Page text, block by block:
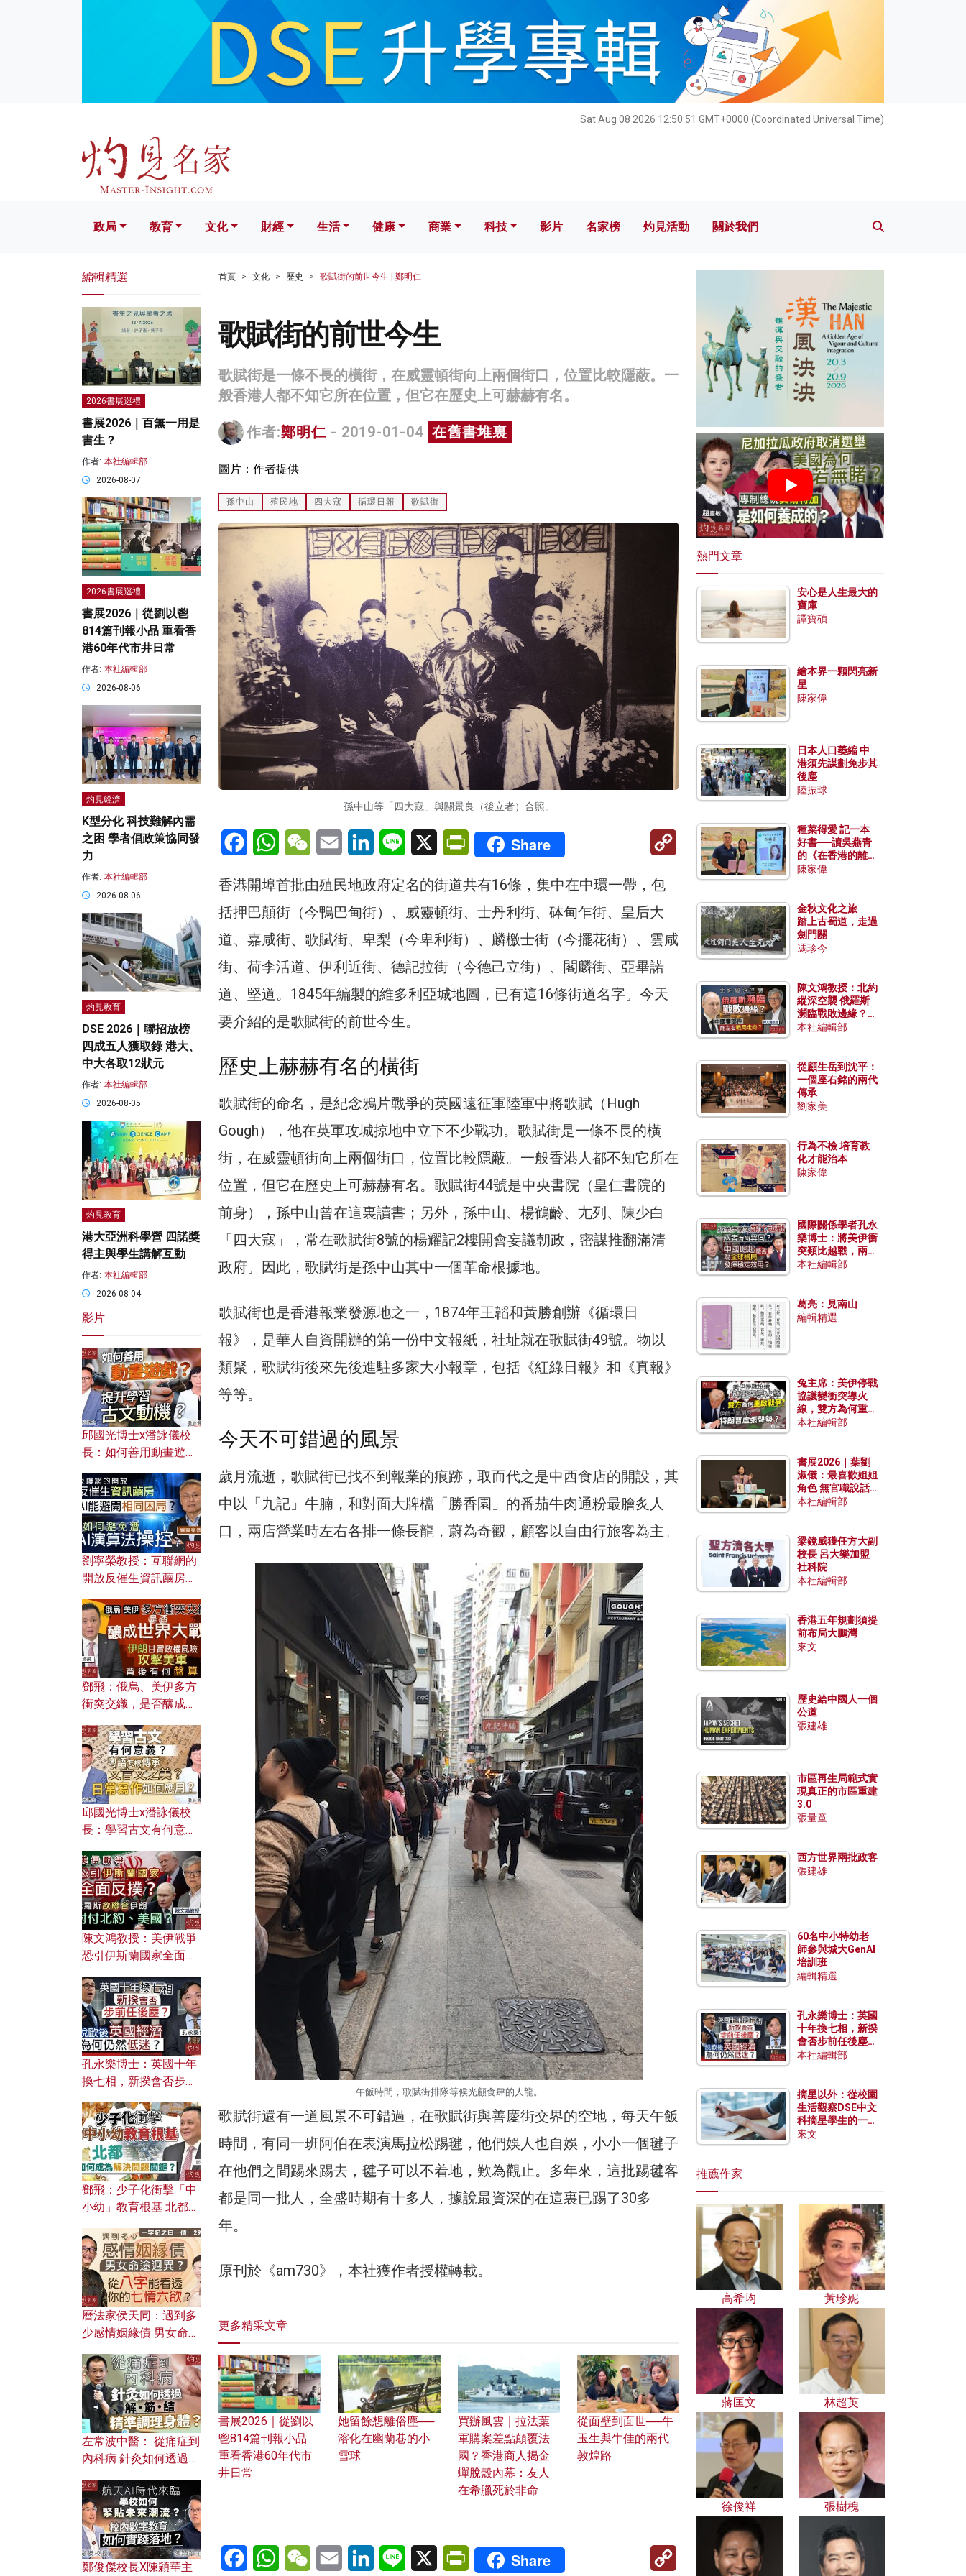
Sat Aug 08 2026 12:50:53 GMT+0000 (Coordinated Universal Time)
文化 財經 生活 健康 科技 影片 名家榜 灼見活動 關於我們
政局 教育 文化 財經 生活 健康 商業 科技 影片 名家榜 灼見活動 關於我們
首頁 文化 歷史 歌賦街的前世今生 | 鄭明仁
歌賦街的前世今生
歌賦街是一條不長的橫街，在威靈頓街向上兩個街口，位置比較隱蔽。一
般香港人都不知它所在位置，但它在歷史上可赫赫有名。
作者:鄭明仁 - 2019-01-04 在舊書堆裏
圖片：作者提供
孫中山 殖民地 四大寇 循環日報 歌賦街
孫中山等「四大寇」與關景良（後立者）合照。
FacebookWhatsAppWeChatEmail LinkedInLine X PrintFriendly
Share
Copy
香港開埠首批由殖民地政府定名的街道共有16條，集中在中環一帶，包
括押巴顛街（今鴨巴甸街）、威靈頓街、士丹利街、砵甸乍街、皇后大
道、嘉咸街、歌賦街、卑梨（今卑利街）、麟檄士街（今擺花街）、雲咸
街、荷李活道、伊利近街、德記拉街（今德己立街）、閣麟街、亞畢諾
道、堅道。1845年編製的維多利亞城地圖，已有這16條街道名字。今天
要介紹的是歌賦街的前世今生。
歷史上赫赫有名的橫街
歌賦街的命名，是紀念鴉片戰爭的英國遠征軍陸軍中將歌賦（Hugh
Gough），他在英軍攻城掠地中立下不少戰功。歌賦街是一條不長的橫
街，在威靈頓街向上兩個街口，位置比較隱蔽。一般香港人都不知它所在
位置，但它在歷史上可赫赫有名。歌賦街44號是中央書院（皇仁書院的
前身），孫中山曾在這裏讀書；另外，孫中山、楊鶴齡、尢列、陳少白
「四大寇」，常在歌賦街8號的楊耀記2樓開會妄議朝政，密謀推翻滿清
政府。因此，歌賦街是孫中山其中一個革命根據地。
歌賦街也是香港報業發源地之一，1874年王韜和黃勝創辦《循環日
報》，是華人自資開辦的第一份中文報紙，社址就在歌賦街49號。物以
類聚，歌賦街後來先後進駐多家大小報章，包括《紅綠日報》和《真報》
等等。
今天不可錯過的風景
歲月流逝，歌賦街已找不到報業的痕跡，取而代之是中西食店的開設，其
中以「九記」牛腩，和對面大牌檔「勝香園」的番茄牛肉通粉最膾炙人
口，兩店營業時左右各排一條長龍，蔚為奇觀，顧客以自由行旅客為主。
午飯時間，歌賦街排隊等候光顧食肆的人龍。
歌賦街還有一道風景不可錯過，在歌賦街與善慶街交界的空地，每天午飯
時間，有同一班阿伯在表演馬拉松踢毽，他們娛人也自娛，小小一個毽子
在他們之間踢來踢去，毽子可以不着地，歎為觀止。多年來，這批踢毽客
都是同一批人，全盛時期有十多人，據說最資深的在這裏已踢了30多
年。
原刊於《am730》，本社獲作者授權轉載。
更多精采文章
書展2026｜從劉以
鬯814篇刊報小品
重看香港60年代市
井日常
她留餘想離俗塵──
溶化在幽蘭巷的小
雪球
買辦風雲｜拉法葉
軍購案差點顛覆法
國？香港商人揭金
蟬脫殼內幕：友人
在希臘死於非命
從面壁到面世──牛
玉生與牛佳的兩代
敦煌路
FacebookWhatsAppWeChatEmail LinkedInLine X PrintFriendly
Share
編輯精選
2026書展巡禮
書展2026｜百無一用是
書生？
作者: 本社編輯部
2026-08-07
2026書展巡禮
書展2026｜從劉以鬯
814篇刊報小品 重看香
港60年代市井日常
作者: 本社編輯部
2026-08-06
灼見經濟
K型分化 科技難解內需
之困 學者倡政策協同發
力
作者: 本社編輯部
2026-08-06
灼見教育
DSE 2026｜聯招放榜
四成五人獲取錄 港大、
中大各取12狀元
作者: 本社編輯部
2026-08-05
灼見教育
港大亞洲科學營 四諾獎
得主與學生講解互動
作者: 本社編輯部
2026-08-04
影片
邱國光博士x潘詠儀校
長：如何善用動畫遊戲
劉寧榮教授：互聯網的
開放反催生資訊繭房，
何避免遭AI演算法操
控？
鄧飛：俄烏、美伊多方
衝突交織，是否釀成世
風險攻擊美軍，背後有
何盤算？
邱國光博士x潘詠儀校
長：學習古文有何意
文之美？ 日常寫作如何
應用？
陳文鴻教授：美伊戰爭
恐引伊斯蘭國家全面反
對付北約美國？
孔永樂博士：英國十年
換七相，新揆會否步前
濟為何仍然低迷？
鄧飛：少子化衝擊「中
小幼」教育根基 北都如
曆法家侯天同：遇到多
少感情姻緣債 男女命途
的七情六欲？
左常波中醫： 從痛症到
內科病 針灸如何透過解
鄭俊傑校長X陳穎華主
熱門文章
安心是人生最大的
寶庫
譚寶碩
繪本界一顆閃亮新
星
陳家偉
日本人口萎縮 中
港須先謀劃免步其
後塵
陸振球
種菜得愛 記一本
好書──讀吳燕青
的《在香港的離島
種菜》
陳家偉
金秋文化之旅──
踏上古蜀道，走過
劍門關
馮珍今
陳文鴻教授：北約
縱深空襲 俄羅斯
瀕臨戰敗邊緣？中
國零部件能左右戰
本社編輯部
從顧生岳到沈平：
一個座右銘的兩代
傳承
劉家美
行為不檢 培育教
化才能治本
陳家偉
國際關係學者孔永
樂博士：將美伊衝
突類比越戰，兩者
有何異同？中國崛
本社編輯部
葛亮：見南山
編輯精選
兔主席：美伊停戰
協議變衝突導火
線，雙方為何重啟
戰爭？伊朗一早洞
本社編輯部
書展2026｜葉劉
淑儀：最喜歡姐姐
角色 無官職說話
包袱少
本社編輯部
梁鏡威獲任方大副
校長 呂大樂加盟
社科院
本社編輯部
香港五年規劃須提
前布局大鵬灣
來文
歷史給中國人一個
公道
張建雄
市區再生局範式實
現真正的市區重建
3.0
張量童
西方世界兩批政客
張建雄
60名中小特幼老
師參與城大GenAI
培訓班
編輯精選
孔永樂博士：英國
十年換七相，新揆
會否步前任後塵？
脫歐後英國經濟為
本社編輯部
摘星以外：從校園
生活觀察DSE中文
科摘星學生的一點
特質
來文
推薦作家
高希均 黃珍妮
蔣匡文 林超英
徐俊祥 張樹槐